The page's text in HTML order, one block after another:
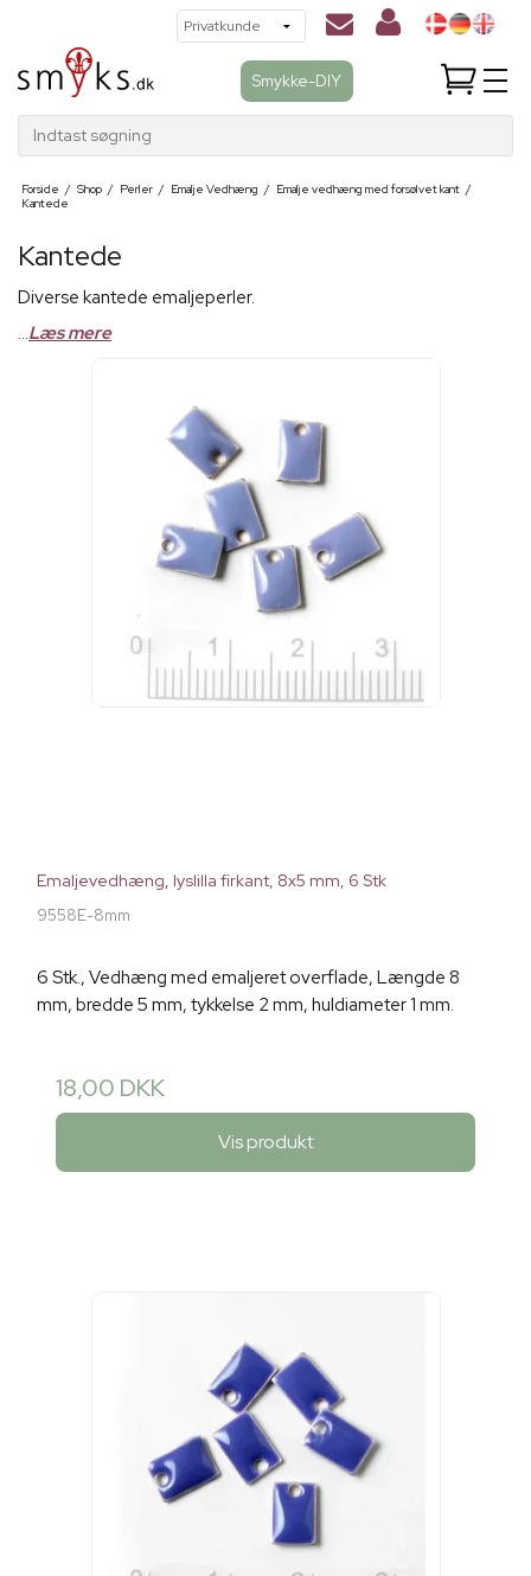
Smykke-DIY
Indtast søgning
Forside / Shop / Perler / Emalje Vedhæng / Emalje vedhæng med forsølvet kant /
Kantede
Kantede
Diverse kantede emaljeperler.
...Læs mere
Emaljevedhæng, lyslilla firkant, 8x5 mm, 6 Stk
9558E-8mm
6 Stk., Vedhæng med emaljeret overflade, Længde 8
mm, bredde 5 mm, tykkelse 2 mm, huldiameter 1 mm.
18,00 DKK
Vis produkt